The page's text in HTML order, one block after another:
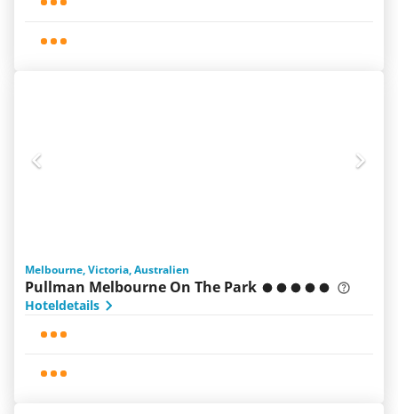
Melbourne, Victoria, Australien
Pullman Melbourne On The Park
Hoteldetails